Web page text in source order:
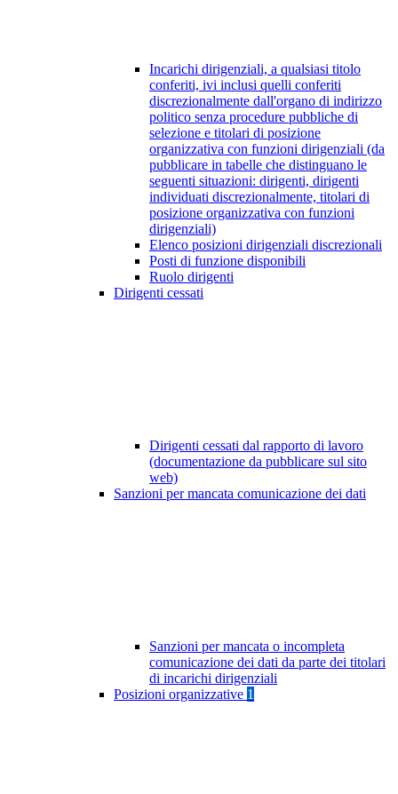
Incarichi dirigenziali, a qualsiasi titolo
conferiti, ivi inclusi quelli conferiti
discrezionalmente dall'organo di indirizzo
politico senza procedure pubbliche di
selezione e titolari di posizione
organizzativa con funzioni dirigenziali (da
pubblicare in tabelle che distinguano le
seguenti situazioni: dirigenti, dirigenti
individuati discrezionalmente, titolari di
posizione organizzativa con funzioni
dirigenziali)
Elenco posizioni dirigenziali discrezionali
Posti di funzione disponibili
Ruolo dirigenti
Dirigenti cessati
Dirigenti cessati dal rapporto di lavoro
(documentazione da pubblicare sul sito
web)
Sanzioni per mancata comunicazione dei dati
Sanzioni per mancata o incompleta
comunicazione dei dati da parte dei titolari
di incarichi dirigenziali
Posizioni organizzative 1